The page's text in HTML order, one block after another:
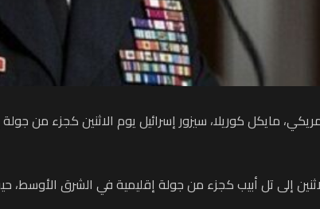
مايكل كوريلا، سيزور إسرائيل يوم الاثنين كجزء من
إلى تل أبيب كجزء من جولة إقليمية في الشرق الأوسط،